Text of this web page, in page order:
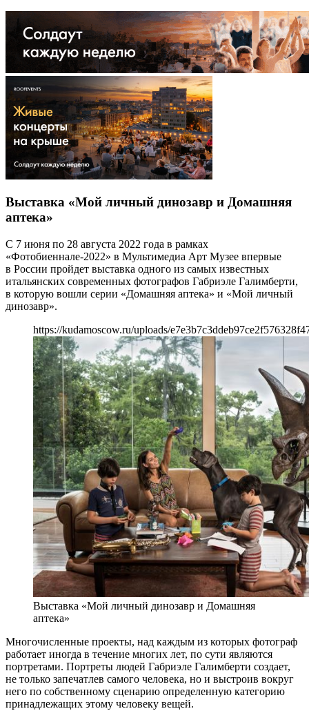
Выставка «Мой личный динозавр и Домашняя
аптека»
С 7 июня по 28 августа 2022 года в рамках
«Фотобиеннале-2022» в Мультимедиа Арт Музее впервые
в России пройдет выставка одного из самых известных
итальянских современных фотографов Габриэле Галимберти,
в которую вошли серии «Домашняя аптека» и «Мой личный
динозавр».
https://kudamoscow.ru/uploads/
Выставка «Мой личный динозавр и Домашняя
аптека»
Многочисленные проекты, над каждым из которых фотограф
работает иногда в течение многих лет, по сути являются
портретами. Портреты людей Габриэле Галимберти создает,
не только запечатлев самого человека, но и выстроив вокруг
него по собственному сценарию определенную категорию
принадлежащих этому человеку вещей.